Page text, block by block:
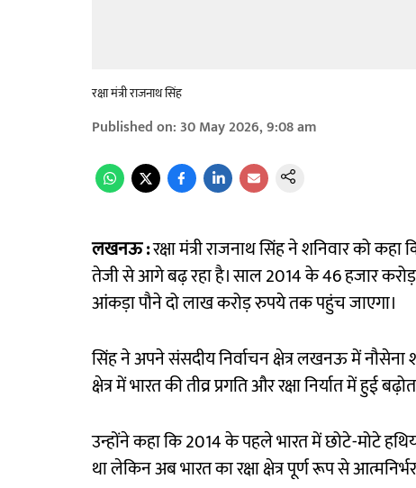
रक्षा मंत्री राजनाथ सिंह
Published on:30 May 2026, 9:08 am
लखनऊ :रक्षा मंत्री राजनाथ सिंह ने शनिवार को कहा
तेजी से आगे बढ़ रहा है। साल 2014 के 46 हजार
आंकड़ा पौने दो लाख करोड़ रुपये तक पहुंच जाएगा।
सिंह ने अपने संसदीय निर्वाचन क्षेत्र लखनऊ में नौसेना
क्षेत्र में भारत की तीव्र प्रगति और रक्षा निर्यात में हुई
उन्होंने कहा कि 2014 के पहले भारत में छोटे-मोटे
था लेकिन अब भारत का रक्षा क्षेत्र पूर्ण रूप से